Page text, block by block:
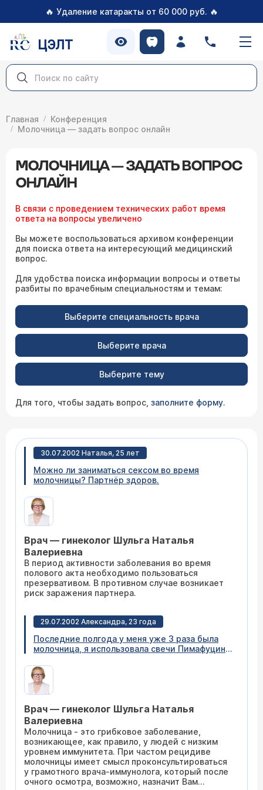
🔥 Удаление катаракты от 60 000 руб. 🔥
ЦЭЛТ
Главная
Конференция
Молочница — задать вопрос онлайн
МОЛОЧНИЦА — ЗАДАТЬ ВОПРОС
ОНЛАЙН
В связи с проведением технических работ время
ответа на вопросы увеличено
Вы можете воспользоваться архивом конференции
для поиска ответа на интересующий медицинский
вопрос.
Для удобства поиска информации вопросы и ответы
разбиты по врачебным специальностям и темам:
Выберите специальность врача
Выберите врача
Выберите тему
Для того, чтобы задать вопрос, заполните форму.
30.07.2002 Наталья, 25 лет
Можно ли заниматься сексом во время
молочницы? Партнёр здоров.
Врач — гинеколог Шульга Наталья
Валериевна
В период активности заболевания во время
полового акта необходимо пользоваться
презервативом. В противном случае возникает
риск заражения партнера.
29.07.2002 Александра, 23 года
Последние полгода у меня уже 3 раза была
молочница, я использовала свечи Пимафуцин,
она появлялась вновь. Вопрос: при занятиях
сексом, надо обязательно пользоваться
презервативом или нет? И возможен ли
Добавлю, что последние полгода у меня
эмоциональный стресс, связанный с
разводом.
Врач — гинеколог Шульга Наталья
Валериевна
Молочница - это грибковое заболевание,
возникающее, как правило, у людей с низким
уровнем иммунитета. При частом рецидиве
молочницы имеет смысл проконсультироваться
у грамотного врача-иммунолога, который после
очного осмотра, возможно, назначит Вам